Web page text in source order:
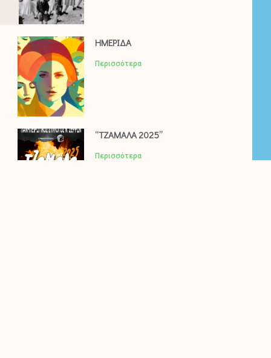
ΗΜΕΡΙΔΑ
Περισσότερα
“ΤΖΑΜΑΛΑ 2025”
Περισσότερα